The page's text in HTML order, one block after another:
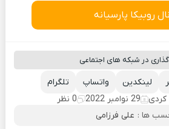
روبیکا پارسیانه
در شبکه های اجتماعی
تلگرام واتساپ لینکدین
29 نوامبر 2022
0 نظر
ها : علی فرزامی